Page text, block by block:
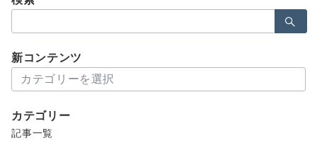
索：
新コンテンツ
コ
テ
ン
カテゴリー
記事一覧